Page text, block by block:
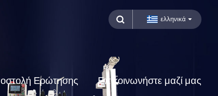
ελληνικά
Ερώτησης Επικοινωνήστε μαζί μας